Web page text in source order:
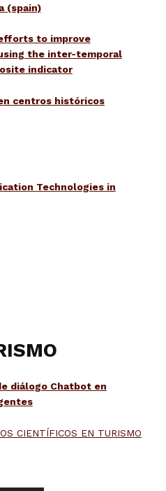
(spain)
to improve
the inter-temporal
indicator
centros históricos
Technologies in
diálogo Chatbot en
CIENTÍFICOS EN TURISMO